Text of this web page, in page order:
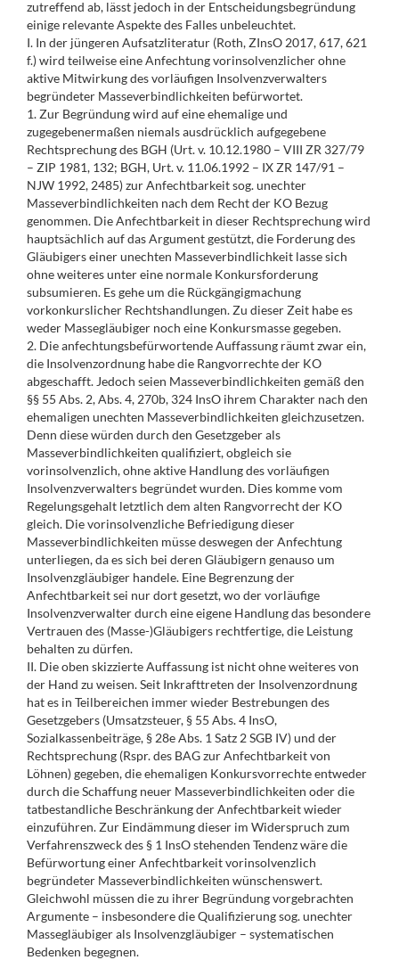
zutreffend ab, lässt jedoch in der Entscheidungsbegründung
einige relevante Aspekte des Falles unbeleuchtet.
I. In der jüngeren Aufsatzliteratur (Roth, ZInsO 2017, 617, 621
f.) wird teilweise eine Anfechtung vorinsolvenzlicher ohne
aktive Mitwirkung des vorläufigen Insolvenzverwalters
begründeter Masseverbindlichkeiten befürwortet.
1. Zur Begründung wird auf eine ehemalige und
zugegebenermaßen niemals ausdrücklich aufgegebene
Rechtsprechung des BGH (Urt. v. 10.12.1980 – VIII ZR 327/79
– ZIP 1981, 132; BGH, Urt. v. 11.06.1992 – IX ZR 147/91 –
NJW 1992, 2485) zur Anfechtbarkeit sog. unechter
Masseverbindlichkeiten nach dem Recht der KO Bezug
genommen. Die Anfechtbarkeit in dieser Rechtsprechung wird
hauptsächlich auf das Argument gestützt, die Forderung des
Gläubigers einer unechten Masseverbindlichkeit lasse sich
ohne weiteres unter eine normale Konkursforderung
subsumieren. Es gehe um die Rückgängigmachung
vorkonkurslicher Rechtshandlungen. Zu dieser Zeit habe es
weder Massegläubiger noch eine Konkursmasse gegeben.
2. Die anfechtungsbefürwortende Auffassung räumt zwar ein,
die Insolvenzordnung habe die Rangvorrechte der KO
abgeschafft. Jedoch seien Masseverbindlichkeiten gemäß den
§§ 55 Abs. 2, Abs. 4, 270b, 324 InsO ihrem Charakter nach den
ehemaligen unechten Masseverbindlichkeiten gleichzusetzen.
Denn diese würden durch den Gesetzgeber als
Masseverbindlichkeiten qualifiziert, obgleich sie
vorinsolvenzlich, ohne aktive Handlung des vorläufigen
Insolvenzverwalters begründet wurden. Dies komme vom
Regelungsgehalt letztlich dem alten Rangvorrecht der KO
gleich. Die vorinsolvenzliche Befriedigung dieser
Masseverbindlichkeiten müsse deswegen der Anfechtung
unterliegen, da es sich bei deren Gläubigern genauso um
Insolvenzgläubiger handele. Eine Begrenzung der
Anfechtbarkeit sei nur dort gesetzt, wo der vorläufige
Insolvenzverwalter durch eine eigene Handlung das besondere
Vertrauen des (Masse-)Gläubigers rechtfertige, die Leistung
behalten zu dürfen.
II. Die oben skizzierte Auffassung ist nicht ohne weiteres von
der Hand zu weisen. Seit Inkrafttreten der Insolvenzordnung
hat es in Teilbereichen immer wieder Bestrebungen des
Gesetzgebers (Umsatzsteuer, § 55 Abs. 4 InsO,
Sozialkassenbeiträge, § 28e Abs. 1 Satz 2 SGB IV) und der
Rechtsprechung (Rspr. des BAG zur Anfechtbarkeit von
Löhnen) gegeben, die ehemaligen Konkursvorrechte entweder
durch die Schaffung neuer Masseverbindlichkeiten oder die
tatbestandliche Beschränkung der Anfechtbarkeit wieder
einzuführen. Zur Eindämmung dieser im Widerspruch zum
Verfahrenszweck des § 1 InsO stehenden Tendenz wäre die
Befürwortung einer Anfechtbarkeit vorinsolvenzlich
begründeter Masseverbindlichkeiten wünschenswert.
Gleichwohl müssen die zu ihrer Begründung vorgebrachten
Argumente – insbesondere die Qualifizierung sog. unechter
Massegläubiger als Insolvenzgläubiger – systematischen
Bedenken begegnen.